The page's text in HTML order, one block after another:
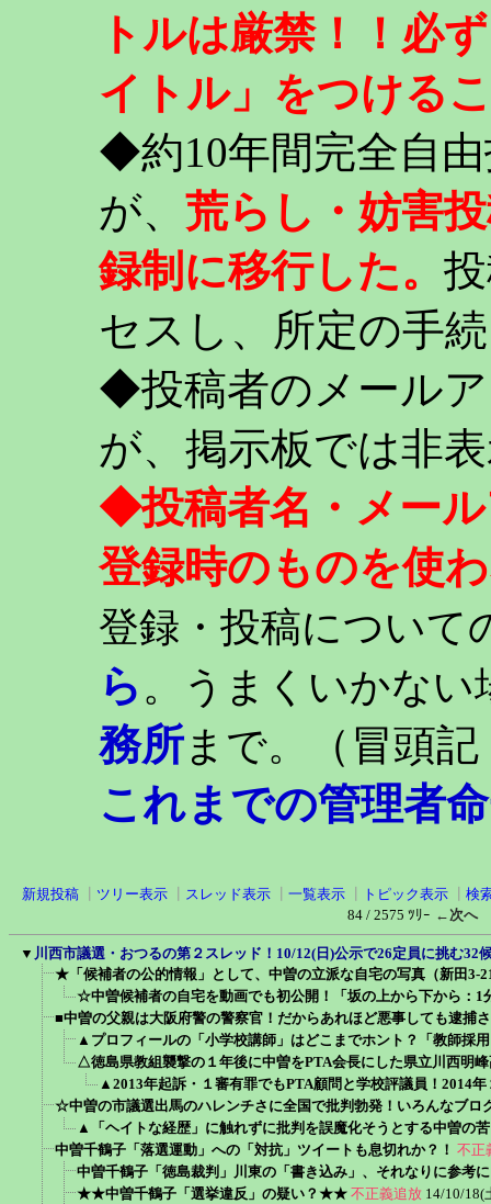
トルは厳禁！！必
イトル」をつける
◆約10年間完全自
が、 荒らし・妨害
録制に移行した。
セスし、所定の手
◆投稿者のメール
が、掲示板では非
◆投稿者名・メー
登録時のものを使
登録・投稿について
ら。うまくいかない
務所まで。 （冒
これまでの管理者
新規投稿 ツリー表示 スレッド表示 一覧表示 トピック表示
検
84 / 2575 ﾂﾘｰ ←次へ
▼ 川西市議選・おつるの第２スレッド！10/12(日)公示で26定員に挑む32
★「候補者の公的情報」として、中曽の立派な自宅の写真（新田3-
☆中曽候補者の自宅を動画でも初公開！「坂の上から下から：1
■中曽の父親は大阪府警の警察官！だからあれほど悪事しても逮捕
▲プロフィールの「小学校講師」はどこまでホント？「教師採
△徳島県教組襲撃の１年後に中曽をPTA会長にした県立川西明
▲2013年起訴・１審有罪でもPTA顧問と学校評議員！2014
☆中曽の市議選出馬のハレンチさに全国で批判勃発！いろんなブロ
▲「ヘイトな経歴」に触れずに批判を誤魔化そうとする中曽の
中曽千鶴子「落選運動」への「対抗」ツイートも息切れか？！ 不正
中曽千鶴子「徳島裁判」川東の「書き込み」、それなりに参考に
★★中曽千鶴子「選挙違反」の疑い？★★ 不正義追放 14/10/18(